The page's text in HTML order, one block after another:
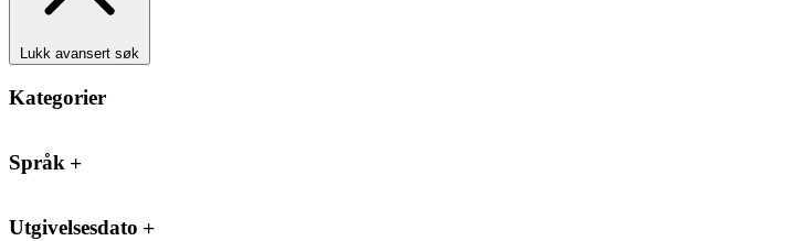
Lukk avansert søk
Kategorier
Språk
Utgivelsesdato